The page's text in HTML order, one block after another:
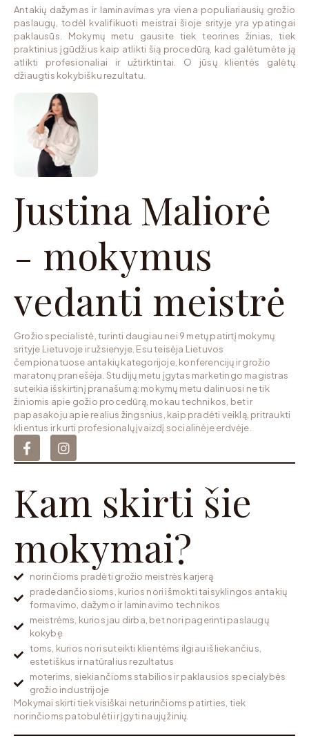
Antakių dažymas ir laminavimas yra viena populiariausių grožio
paslaugų, todėl kvalifikuoti meistrai šioje srityje yra ypatingai
paklausūs. Mokymų metu gausite tiek teorines žinias, tiek
praktinius įgūdžius kaip atlikti šią procedūrą, kad galėtumėte ją
atlikti profesionaliai ir užtirktintai. O jūsų klientės galėtų
džiaugtis kokybišku rezultatu.
Justina Maliorė
- mokymus
vedanti meistrė
Grožio specialistė, turinti daugiau nei 9 metų patirtį mokymų
srityje Lietuvoje ir užsienyje. Esu teisėja Lietuvos
čempionatuose antakių kategorijoje, konferencijų ir grožio
maratonų pranešėja. Studijų metu įgytas marketingo magistras
suteikia išskirtinį pranašumą: mokymų metu dalinuosi ne tik
žiniomis apie gožio procedūrą, mokau technikos, bet ir
papasakoju apie realius žingsnius, kaip pradėti veiklą, pritraukti
klientus ir kurti profesionalų įvaizdį socialinėje erdvėje.
Kam skirti šie
mokymai?
norinčioms pradėti grožio meistrės karjerą
pradedančiosioms, kurios nori išmokti taisyklingos antakių
formavimo, dažymo ir laminavimo technikos
meistrėms, kurios jau dirba, bet nori pagerinti paslaugų
kokybę
toms, kurios nori suteikti klientėms ilgiau išliekančius,
estetiškus ir natūralius rezultatus
moterims, siekiančioms stabilios ir paklausios specialybės
grožio industrijoje
Mokymai skirti tiek visiškai neturinčioms patirties, tiek
norinčioms patobulėti ir įgyti naujų žinių.